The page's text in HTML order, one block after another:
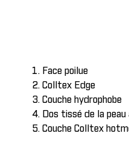
Face poilue
Colltex Edge
Couche hydrophobe
Dos tissé de la
Couche Colltex